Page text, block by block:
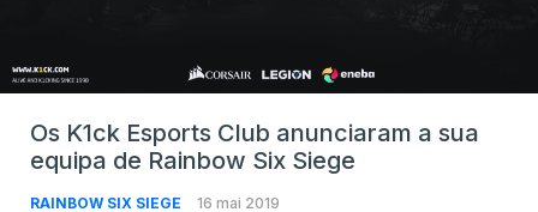
Os K1ck Esports Club anunciaram a sua
equipa de Rainbow Six Siege
RAINBOW SIX SIEGE 16 mai 2019